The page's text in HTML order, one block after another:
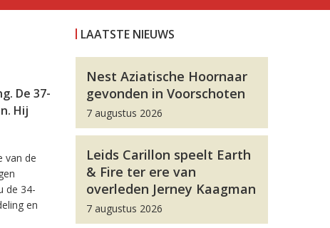
De 37-
Hij
van de
de 34-
en
LAATSTE NIEUWS
Nest Aziatische Hoornaar
gevonden in Voorschoten
7 augustus 2026
Leids Carillon speelt Earth
& Fire ter ere van
overleden Jerney Kaagman
7 augustus 2026